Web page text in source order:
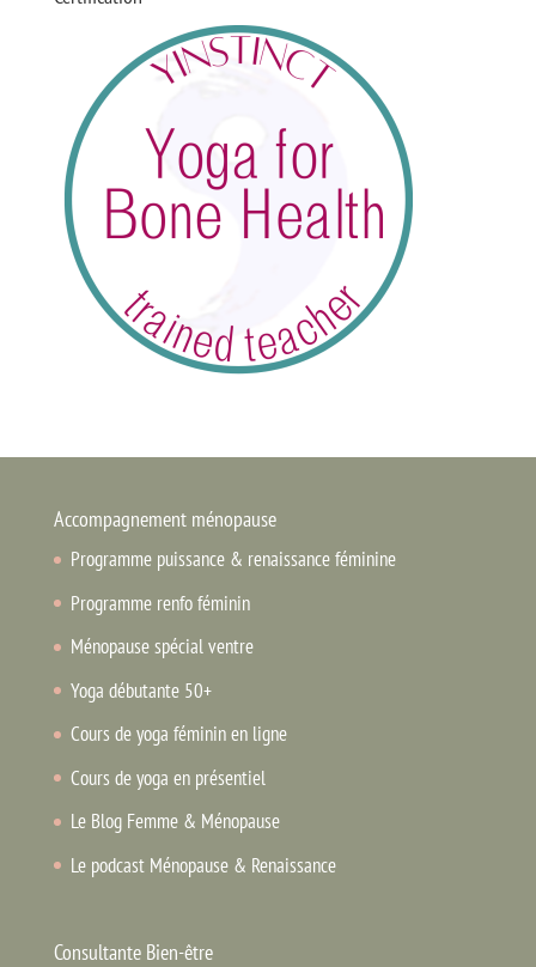
Accompagnement ménopause
Programme puissance & renaissance féminine
Programme renfo féminin
Ménopause spécial ventre
Yoga débutante 50+
Cours de yoga féminin en ligne
Cours de yoga en présentiel
Le Blog Femme & Ménopause
Le podcast Ménopause & Renaissance
Consultante Bien-être